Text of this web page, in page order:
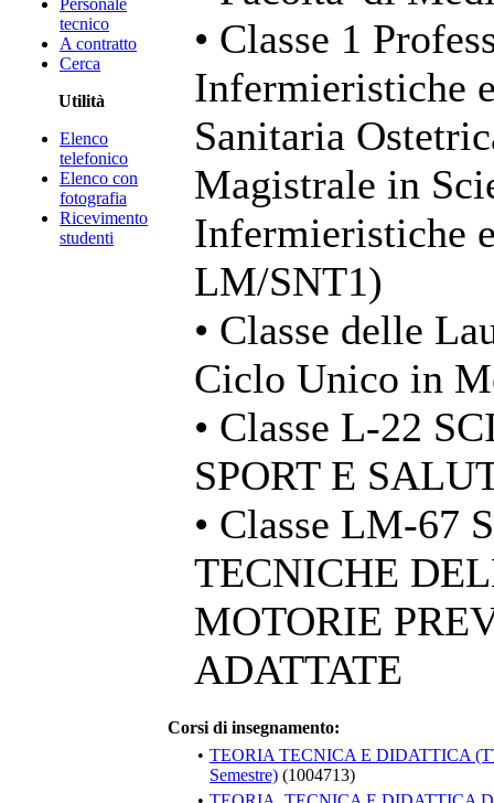
Personale
tecnico
A contratto
Cerca
Utilità
Elenco
telefonico
Elenco con
fotografia
Ricevimento
studenti
• Classe 1
Infermieristiche
Sanitaria
Magistrale in
Infermieristiche
LM/SNT1)
• Classe delle
Ciclo Unico in
• Classe L-22
SPORT E
• Classe LM-67
TECNICHE
MOTORIE
ADATTATE
Corsi di insegnamento:
• TEORIA TECNICA E DIDATTICA
Semestre) (1004713)